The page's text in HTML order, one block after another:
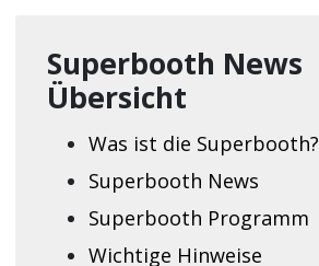
Superbooth News
Übersicht
Was ist die Superbooth?
Superbooth News
Superbooth Programm
Wichtige Hinweise